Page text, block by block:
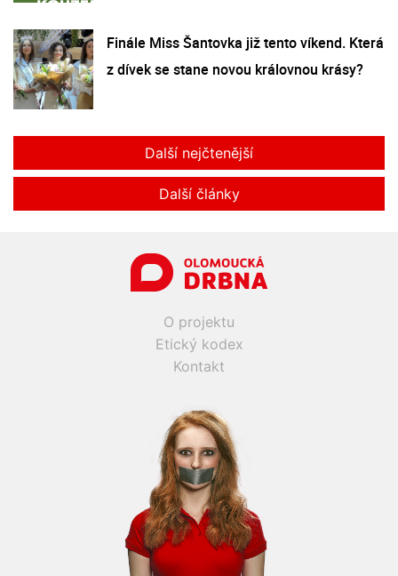
Finále Miss Šantovka již tento víkend. Která
z dívek se stane novou královnou krásy?
Další nejčtenější
Další články
O projektu
Etický kodex
Kontakt